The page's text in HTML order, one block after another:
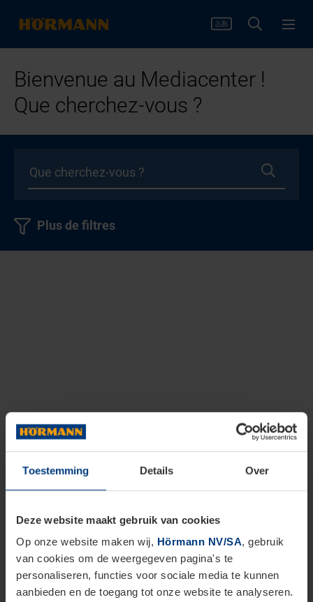
Toestemming Details Over
Deze website maakt gebruik van cookies
Op onze website maken wij, Hörmann NV/SA, gebruik
van cookies om de weergegeven pagina's te
personaliseren, functies voor sociale media te kunnen
aanbieden en de toegang tot onze website te analyseren.
Bienvenue au Mediacenter !
Que cherchez-vous ?
Plus de filtres